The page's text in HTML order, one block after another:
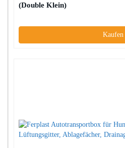
(Double Klein)
Kaufen